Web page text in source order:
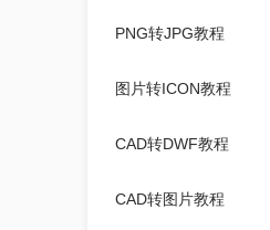
PNG转JPG教程
图片转ICON教程
CAD转DWF教程
CAD转图片教程